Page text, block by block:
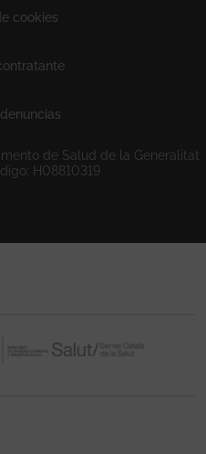
cookies
de Salud de la Generalitat
H08810319